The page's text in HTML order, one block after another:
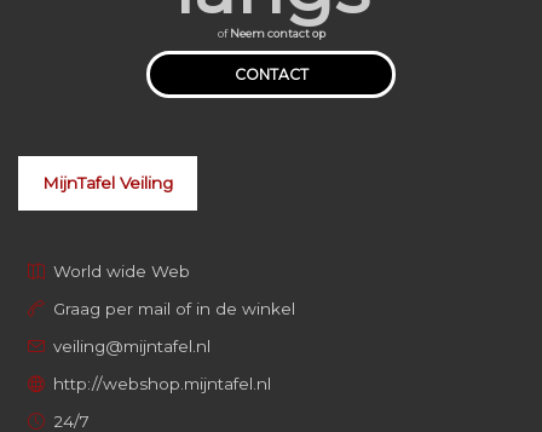
ofNeem contact op
CONTACT
MijnTafel Veiling
World wide Web
Graag per mail of in de winkel
veiling@mijntafel.nl
http://webshop.mijntafel.nl
24/7